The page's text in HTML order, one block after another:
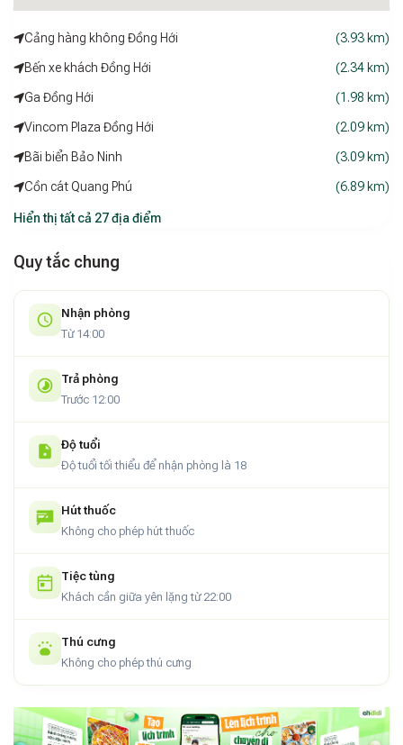
Cảng hàng không Đồng Hới (3.93 km)
Bến xe khách Đồng Hới (2.34 km)
Ga Đồng Hới (1.98 km)
Vincom Plaza Đồng Hới (2.09 km)
Bãi biển Bảo Ninh (3.09 km)
Cồn cát Quang Phú (6.89 km)
Hiển thị tất cả 27 địa điểm
Quy tắc chung
Nhận phòng
Từ 14:00
Trả phòng
Trước 12:00
Độ tuổi
Độ tuổi tối thiểu để nhận phòng là 18
Hút thuốc
Không cho phép hút thuốc
Tiệc tùng
Khách cần giữa yên lặng từ 22:00
Thú cưng
Không cho phép thú cưng